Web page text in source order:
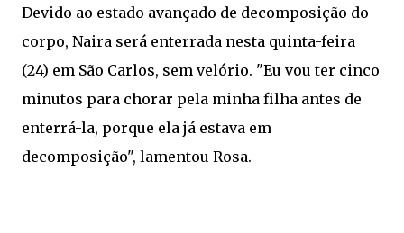
Devido ao estado avançado de decomposição do
corpo, Naira será enterrada nesta quinta-feira
(24) em São Carlos, sem velório. "Eu vou ter cinco
minutos para chorar pela minha filha antes de
enterrá-la, porque ela já estava em
decomposição", lamentou Rosa.